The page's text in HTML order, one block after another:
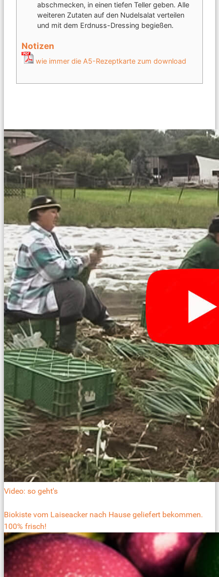
abschmecken, in einen tiefen Teller geben. Alle
weiteren Zutaten auf den Nudelsalat verteilen
und mit dem Erdnuss-Dressing begießen.
Notizen
wie immer die A5-Rezeptkarte zum download
Video: so geht's
Biokiste vom Laiseacker nach Hause geliefert bekommen.
100% frisch!